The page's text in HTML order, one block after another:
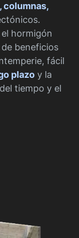
columnas,
hormigón
beneficios
fácil
plazo y la
tiempo y el